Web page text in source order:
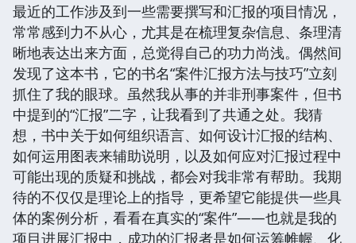
最近的工作涉及到一些需要撰写和汇报的项目情况，
常常感到力不从心，尤其是在梳理复杂信息、条理清
晰地表达出来方面，总觉得自己的功力尚浅。偶然间
发现了这本书，它的书名“案件汇报方法与技巧”立刻
抓住了我的眼球。虽然我从事的并非刑事案件，但书
中提到的“汇报”二字，让我看到了共通之处。我猜
想，书中关于如何组织语言、如何设计汇报的结构、
如何运用图表来辅助说明，以及如何应对汇报过程中
可能出现的质疑和挑战，都会对我非常有帮助。我期
待的不仅仅是理论上的指导，更希望它能提供一些具
体的案例分析，看看在真实的“案件”——也就是我的
项目进展汇报中，成功的汇报者是如何运筹帷幄、化